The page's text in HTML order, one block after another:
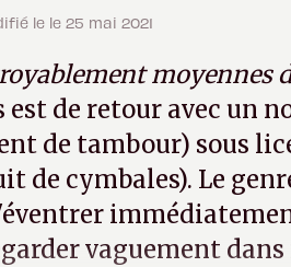
le le 25 mai 2021
moyennes
est de retour avec un
de tambour) sous
de cymbales). Le
vaguement dans